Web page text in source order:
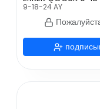
9-18-24 AY